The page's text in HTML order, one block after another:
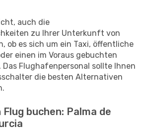
auch die
zu Ihrer Unterkunft von
ob es sich um ein Taxi, öffentliche
einen im Voraus gebuchten
Flughafenpersonal sollte Ihnen
die besten Alternativen
Flug buchen: Palma de